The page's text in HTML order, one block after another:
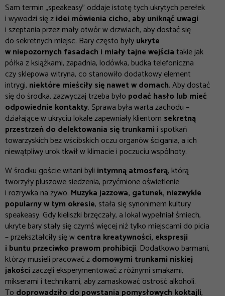
Sam termin „speakeasy” oddaje istotę tych ukrytych perełek
i wywodzi się zidei mówienia cicho, aby uniknąć uwagi
i szeptania przez mały otwór w drzwiach, aby dostać się
do sekretnych miejsc. Bary często byłyukryte
w niepozornych fasadach i miały tajne wejściatakie jak
półka z książkami, zapadnia, lodówka, budka telefoniczna
czy sklepowa witryna, co stanowiło dodatkowy element
intrygi, niektóre mieściły się nawet w domach. Aby dostać
się do środka, zazwyczaj trzeba było podać hasło lub mieć
odpowiednie kontakty. Sprawa była warta zachodu –
działające w ukryciu lokale zapewniały klientom sekretną
przestrzeń do delektowania się trunkamii spotkań
towarzyskich bez wścibskich oczu organów ścigania, a ich
niewątpliwy urok tkwił w klimacie i poczuciu wspólnoty.
W środku goście witani byli intymną atmosferą, którą
tworzyły pluszowe siedzenia, przyćmione oświetlenie
i rozrywka na żywo. Muzyka jazzowa, gatunek, niezwykle
popularny w tym okresie, stała się synonimem kultury
speakeasy. Gdy kieliszki brzęczały, a lokal wypełniał śmiech,
ukryte bary stały się czymś więcej niż tylko miejscami do picia
– przekształciły się wcentra kreatywności, ekspresji
i buntu przeciwko prawom prohibicji. Dodatkowo barmani,
którzy musieli pracować zdomowymi trunkami niskiej
jakościzaczęli eksperymentować z różnymi smakami,
mikserami i technikami, aby zamaskować ostrość alkoholi.
To doprowadziło do powstania pomysłowych koktajli,